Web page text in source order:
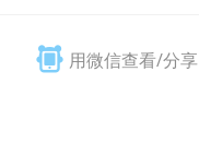
用微信查看/分享